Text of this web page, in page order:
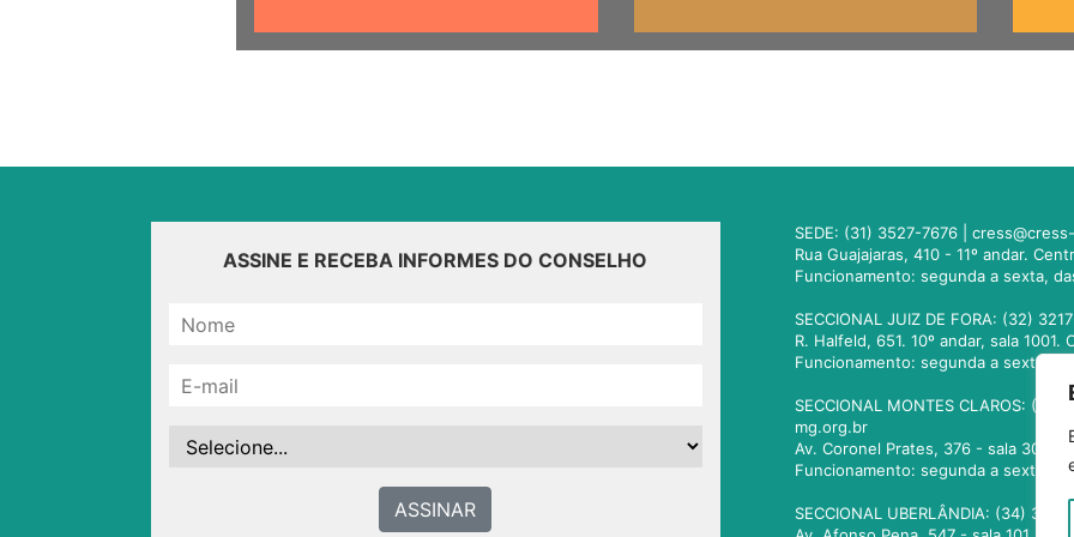
ASSINE E RECEBA INFORMES DO CONSELHO
ASSINAR
SEDE: (31) 3527-7676 |
Rua Guajajaras, 410 - 11º andar.
Funcionamento: segunda a sexta,
SECCIONAL JUIZ DE FORA: (32)
R. Halfeld, 651. 10º andar, sala
Funcionamento: segunda a sexta,
SECCIONAL MONTES CLAROS:
mg.org.br
Av. Coronel Prates, 376 - sala 301.
Funcionamento: segunda a sexta,
SECCIONAL UBERLÂNDIA: (34)